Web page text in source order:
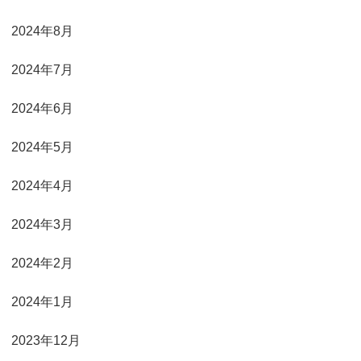
2024年8月
2024年7月
2024年6月
2024年5月
2024年4月
2024年3月
2024年2月
2024年1月
2023年12月